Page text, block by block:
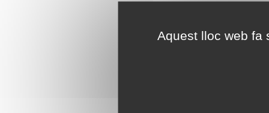
Aquest lloc web fa